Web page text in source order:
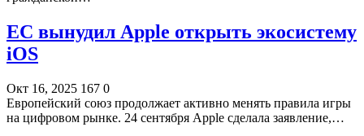
ЕС вынудил Apple открыть экосистему
iOS
Окт 16, 2025 167 0
Европейский союз продолжает активно менять правила игры
на цифровом рынке. 24 сентября Apple сделала заявление,…